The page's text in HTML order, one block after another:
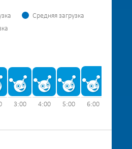
Средняя загрузка
3:00 4:00 5:00 6:00